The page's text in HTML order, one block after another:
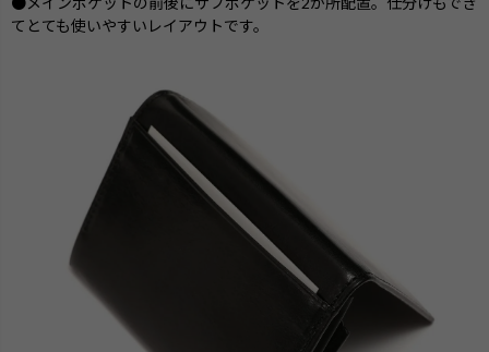
てとても使いやすいレイアウトです。